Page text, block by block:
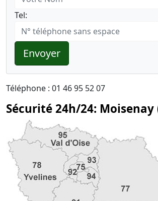
Tel:
Envoyer
Téléphone : 01 46 95 52 07
Sécurité 24h/24: Moisenay